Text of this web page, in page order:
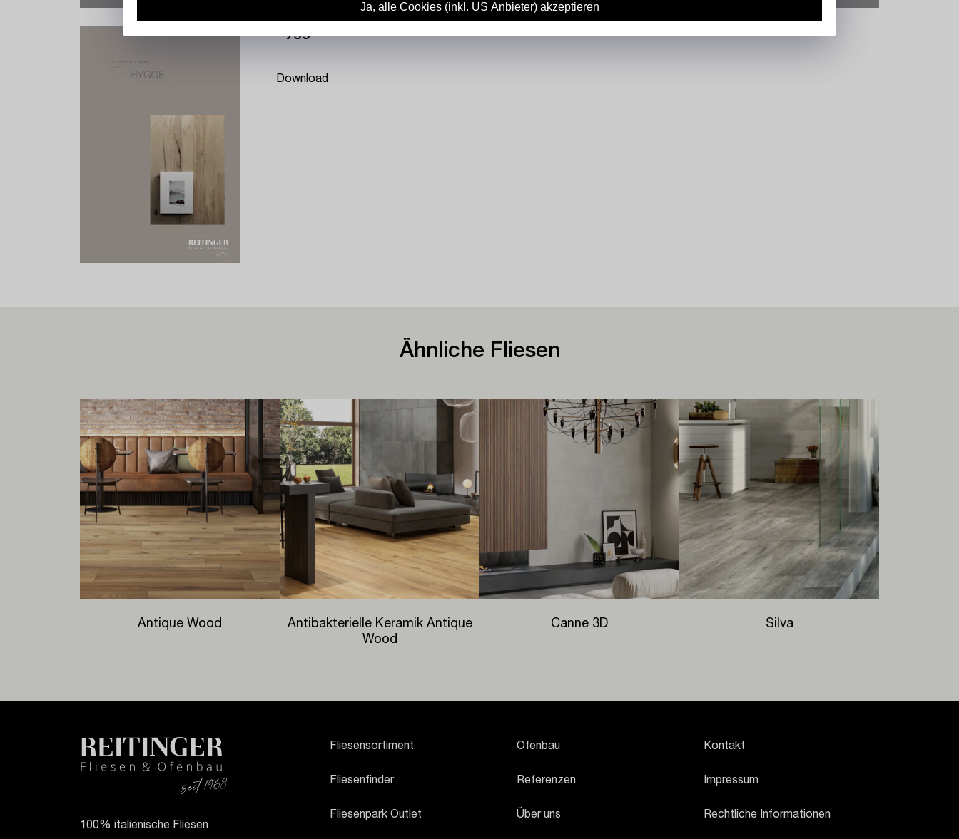
Hygge
Download
Ähnliche Fliesen
Antique Wood
Antibakterielle Keramik Antique
Wood
Canne 3D Silva
100% italienische Fliesen
Fliesensortiment
Fliesenfinder
Fliesenpark Outlet
Ofenbau
Referenzen
Über uns
Kontakt
Impressum
Rechtliche Informationen
Ja, alle Cookies (inkl. US Anbieter) akzeptieren